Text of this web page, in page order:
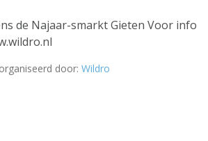
de Najaar-smarkt Gieten Voor info
door: Wildro